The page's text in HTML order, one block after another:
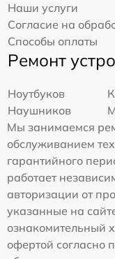
Наши услуги
Согласие на
Способы оплаты
Ремонт
Ноутбуков
Наушников
Мы занимаемся
обслуживанием
гарантийного
работает
авторизации от
указанные на
ознакомительный
офертой согласно